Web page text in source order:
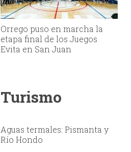
Orrego puso en marcha la
etapa final de los Juegos
Evita en San Juan
Turismo
Aguas termales: Pismanta y
Río Hondo